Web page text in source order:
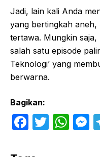
Jadi, lain kali Anda
yang bertingkah
tertawa. Mungkin
salah satu episode
Teknologi’ yang
berwarna.
Bagikan:
F
T
W